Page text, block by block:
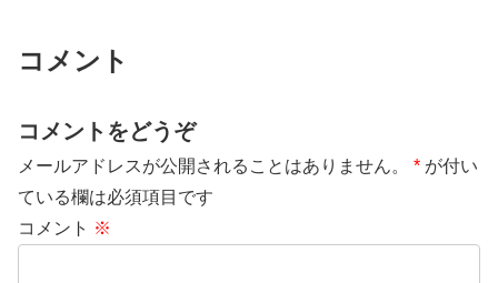
コメント
コメントをどうぞ
メールアドレスが公開されることはありません。 * が付い
ている欄は必須項目です
コメント ※